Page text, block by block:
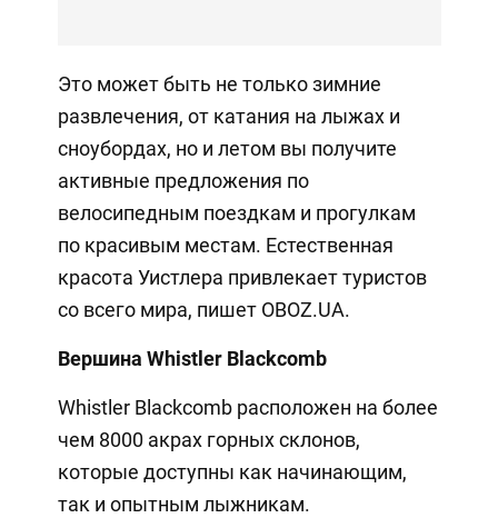
Это может быть не только зимние
развлечения, от катания на лыжах и
сноубордах, но и летом вы получите
активные предложения по
велосипедным поездкам и прогулкам
по красивым местам. Естественная
красота Уистлера привлекает туристов
со всего мира, пишет OBOZ.UA.
Вершина Whistler Blackcomb
Whistler Blackcomb расположен на более
чем 8000 акрах горных склонов,
которые доступны как начинающим,
так и опытным лыжникам.